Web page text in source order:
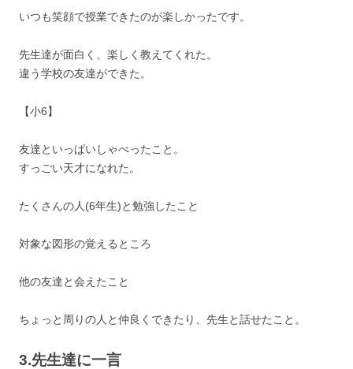
いつも笑顔で授業できたのが楽しかったです。
先生達が面白く、楽しく教えてくれた。
違う学校の友達ができた。
【小6】
友達といっぱいしゃべったこと。
すっごい天才になれた。
たくさんの人(6年生)と勉強したこと
対象な図形の覚えるところ
他の友達と会えたこと
ちょっと周りの人と仲良くできたり、先生と話せたこと。
3.先生達に一言